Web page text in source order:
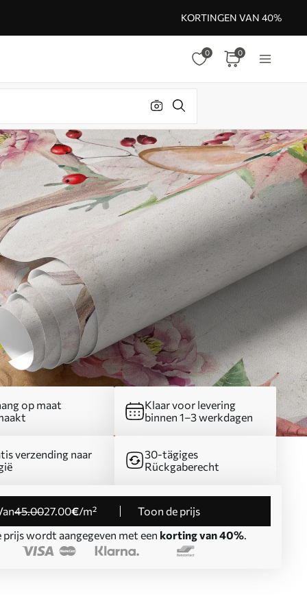
KORTINGEN VAN 40%
0 0
op maat
Klaar voor levering
binnen 1–3 werkdagen
verzending naar
30-tägiges
Rückgaberecht
Van45.0027.00€/m²
Toon de prijs
prijs wordt aangegeven met een korting van 40%.